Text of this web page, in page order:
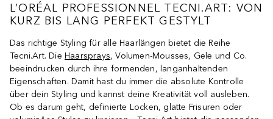
L’ORÉAL PROFESSIONNEL TECNI.ART: VON
KURZ BIS LANG PERFEKT GESTYLT
Das richtige Styling für alle Haarlängen bietet die Reihe
Tecni.Art. Die Haarsprays, Volumen-Mousses, Gele und Co.
beeindrucken durch ihre formenden, langanhaltenden
Eigenschaften. Damit hast du immer die absolute Kontrolle
über dein Styling und kannst deine Kreativität voll ausleben.
Ob es darum geht, definierte Locken, glatte Frisuren oder